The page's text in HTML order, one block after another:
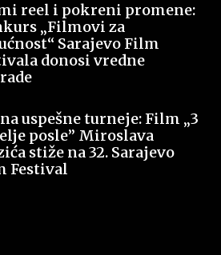
reel i pokreni promene:
„Filmovi za
Sarajevo Film
donosi vredne
uspešne turneje: Film „3
posle” Miroslava
stiže na 32. Sarajevo
Festival